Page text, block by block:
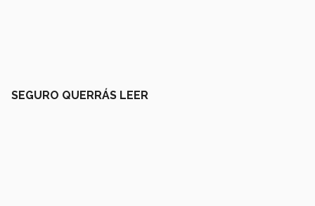
SEGURO QUERRÁS LEER